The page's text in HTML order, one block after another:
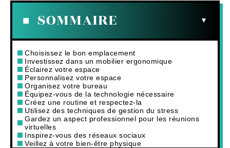
SOMMAIRE
Choisissez le bon emplacement
Investissez dans un mobilier ergonomique
Éclairez votre espace
Personnalisez votre espace
Organisez votre bureau
Équipez-vous de la technologie nécessaire
Créez une routine et respectez-la
Utilisez des techniques de gestion du stress
Gardez un aspect professionnel pour les réunions
virtuelles
Inspirez-vous des réseaux sociaux
Veillez à votre bien-être physique